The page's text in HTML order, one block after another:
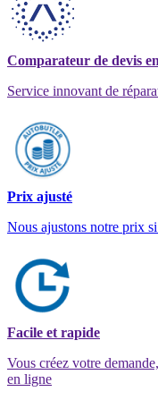
Comparateur de devis
Service innovant de
Prix ajusté
Nous ajustons notre prix
Facile et rapide
Vous créez votre
en ligne